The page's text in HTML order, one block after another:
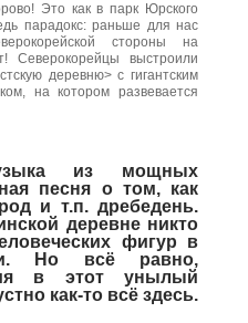
Это как в парк Юрского
парадокс: раньше для нас
стороны на
Северокорейцы выстроили
деревню> с гигантским
на котором развевается
из мощных
песня о том, как
и т.п. дребедень.
деревне никто
фигур в
Но всё равно,
в этот унылый
как-то всё здесь.